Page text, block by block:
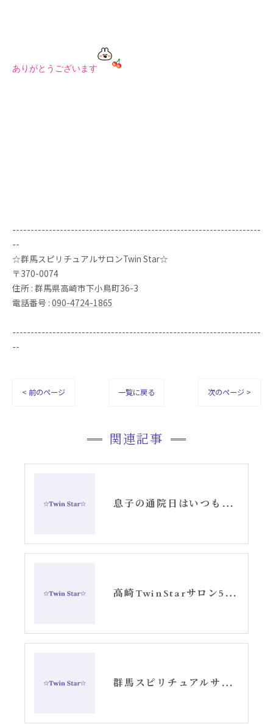
ありがとうございます
--------------------------------------------------------------------
--
☆群馬スピリチュアルサロンTwin Star☆
〒370-0074
住所 : 群馬県高崎市下小鳥町36-3
電話番号 : 090-4724-1865
--------------------------------------------------------------------
--
< 前のページ 一覧に戻る 次のページ >
関連記事
息子の通院日はいつも空が綺麗
高崎TwinStarサロン5月のお知らせ
群馬スピリチュアルサロン高崎TwinStar3月サロンスケジュール